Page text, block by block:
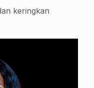
keringkan